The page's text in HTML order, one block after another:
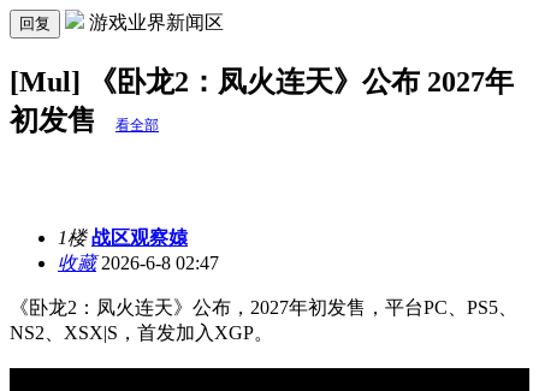
回复 游戏业界新闻区
[Mul] 《卧龙2：凤火连天》公布 2027年
初发售
看全部
1楼 战区观察媴
收藏2026-6-8 02:47
《卧龙2：凤火连天》公布，2027年初发售，平台PC、PS5、
NS2、XSX|S，首发加入XGP。